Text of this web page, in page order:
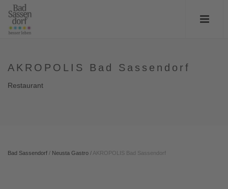
AKROPOLIS Bad Sassendorf
Restaurant
Bad Sassendorf / Neusta Gastro / AKROPOLIS Bad Sassendorf